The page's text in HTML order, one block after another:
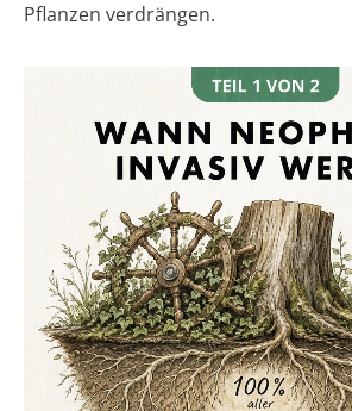
Pflanzen verdrängen.